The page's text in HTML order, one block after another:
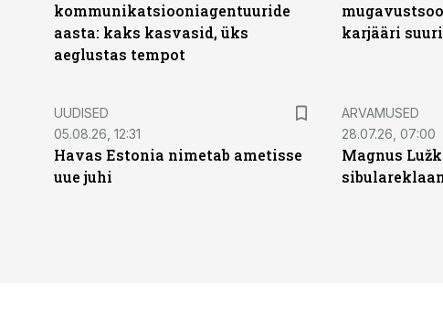
kommunikatsiooniagentuuride
aasta: kaks kasvasid, üks
aeglustas tempot
karjääri
UUDISED
05.08.26, 12:31
Havas Estonia nimetab ametisse
uue juhi
ARVAMUSED
28.07.26, 07:00
Magnus